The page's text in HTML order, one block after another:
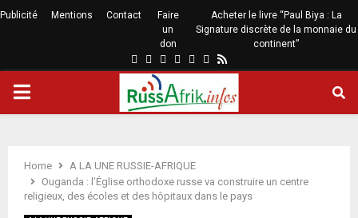
Publicité Mentions Contact
Faire
un
don
Acheter le livre “Paul Biya : La
Signature discrète de la monnaie du
continent”
Home
A LA UNE RUSSIE-AFRIQUE
Ouganda : l’Église orthodoxe russe va construire un centre
religieux, des écoles et des hôpitaux dans le pays